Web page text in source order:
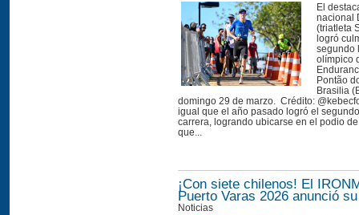
El
nacional
(triatleta
logró
segundo
olímpico
Pontão
Brasilia
domingo 29 de marzo. Crédito:
igual que el año pasado logró el
carrera, logrando ubicarse en el podio
que...
¡Con siete chilenos! El
Puerto Varas 2026 anunció
Noticias